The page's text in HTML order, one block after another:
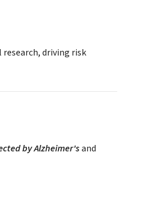
driving risk
by Alzheimer'sand